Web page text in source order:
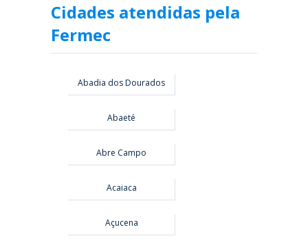
Cidades atendidas pela
Fermec
Abadia dos Dourados
Abaeté
Abre Campo
Acaiaca
Açucena